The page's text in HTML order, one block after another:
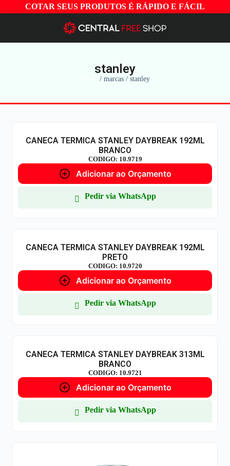
COTAR SEUS PRODUTOS É RÁPIDO E FÁCIL
stanley
/ marcas / stanley
CANECA TERMICA STANLEY DAYBREAK 192ML
BRANCO
CODIGO: 10.9719
Adicionar ao Orçamento
Pedir via WhatsApp
CANECA TERMICA STANLEY DAYBREAK 192ML
PRETO
CODIGO: 10.9720
Adicionar ao Orçamento
Pedir via WhatsApp
CANECA TERMICA STANLEY DAYBREAK 313ML
BRANCO
CODIGO: 10.9721
Adicionar ao Orçamento
Pedir via WhatsApp